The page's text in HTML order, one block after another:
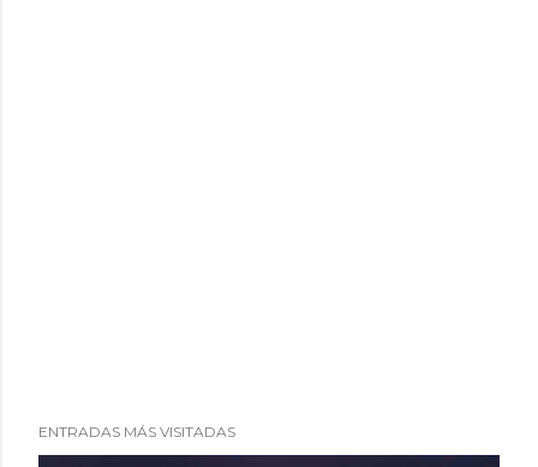
ENTRADAS MÁS VISITADAS